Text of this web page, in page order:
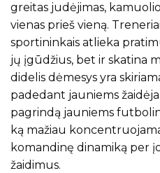
greitas judėjimas,
vienas prieš vieną.
sportininkais atlieka
jų įgūdžius, bet ir skatina
didelis dėmesys yra
padedant jauniems
pagrindą jauniems
ką mažiau
komandinę dinamiką per
žaidimus.